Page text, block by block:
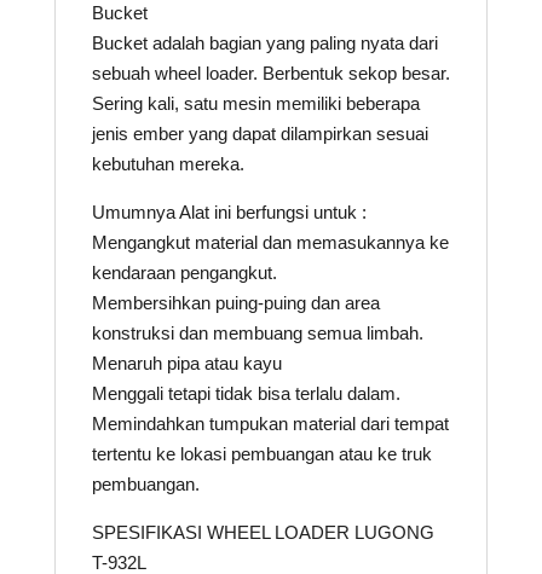
Bucket
Bucket adalah bagian yang paling nyata dari
sebuah wheel loader. Berbentuk sekop besar.
Sering kali, satu mesin memiliki beberapa
jenis ember yang dapat dilampirkan sesuai
kebutuhan mereka.
Umumnya Alat ini berfungsi untuk :
Mengangkut material dan memasukannya ke
kendaraan pengangkut.
Membersihkan puing-puing dan area
konstruksi dan membuang semua limbah.
Menaruh pipa atau kayu
Menggali tetapi tidak bisa terlalu dalam.
Memindahkan tumpukan material dari tempat
tertentu ke lokasi pembuangan atau ke truk
pembuangan.
SPESIFIKASI WHEEL LOADER LUGONG
T-932L